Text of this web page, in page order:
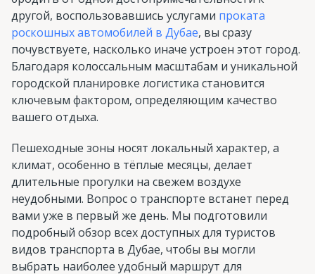
другой, воспользовавшись услугами проката
роскошных автомобилей в Дубае, вы сразу
почувствуете, насколько иначе устроен этот город.
Благодаря колоссальным масштабам и уникальной
городской планировке логистика становится
ключевым фактором, определяющим качество
вашего отдыха.
Пешеходные зоны носят локальный характер, а
климат, особенно в тёплые месяцы, делает
длительные прогулки на свежем воздухе
неудобными. Вопрос о транспорте встанет перед
вами уже в первый же день. Мы подготовили
подробный обзор всех доступных для туристов
видов транспорта в Дубае, чтобы вы могли
выбрать наиболее удобный маршрут для